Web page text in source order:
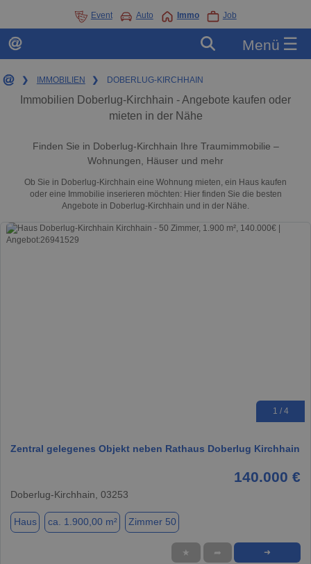
Event Auto Immo Job
Menü ☰
❯ IMMOBILIEN ❯ DOBERLUG-KIRCHHAIN
Immobilien Doberlug-Kirchhain - Angebote kaufen oder
mieten in der Nähe
Finden Sie in Doberlug-Kirchhain Ihre Traumimmobilie –
Wohnungen, Häuser und mehr
Ob Sie in Doberlug-Kirchhain eine Wohnung mieten, ein Haus kaufen
oder eine Immobilie inserieren möchten: Hier finden Sie die besten
Angebote in Doberlug-Kirchhain und in der Nähe.
1 / 4
Zentral gelegenes Objekt neben Rathaus Doberlug Kirchhain
140.000 €
Doberlug-Kirchhain, 03253
Haus ca. 1.900,00 m² Zimmer 50
★ ➦ ➜